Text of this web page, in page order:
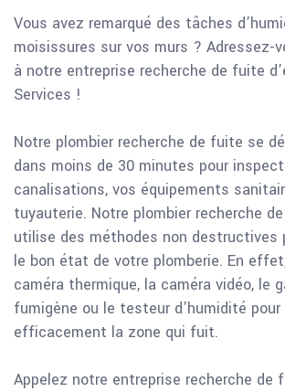
Vous avez remarqué des tâches
moisissures sur vos murs ? Adressez-
à notre entreprise recherche de fuite
Services !
Notre plombier recherche de fuite se
dans moins de 30 minutes pour
canalisations, vos équipements
tuyauterie. Notre plombier recherche
utilise des méthodes non destructives
le bon état de votre plomberie. En
caméra thermique, la caméra vidéo, le
fumigène ou le testeur d’humidité
efficacement la zone qui fuit.
Appelez notre entreprise recherche de